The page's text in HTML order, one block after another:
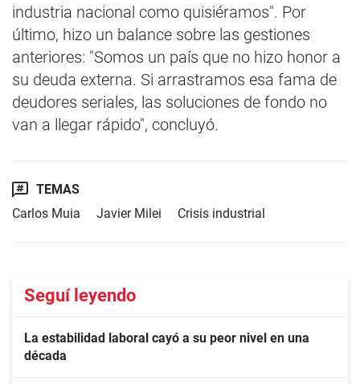
industria nacional como quisiéramos". Por
último, hizo un balance sobre las gestiones
anteriores: "Somos un país que no hizo honor a
su deuda externa. Si arrastramos esa fama de
deudores seriales, las soluciones de fondo no
van a llegar rápido", concluyó.
TEMAS
Carlos Muia
Javier Milei Crisis industrial
Seguí leyendo
La estabilidad laboral cayó a su peor nivel en una
década